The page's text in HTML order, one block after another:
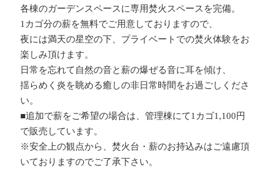
各棟のガーデンスペースに専用焚火スペースを完備。
1カゴ分の薪を無料でご用意しておりますので、
夜には満天の星空の下、プライベートでの焚火体験をお
楽しみ頂けます。
日常を忘れて自然の音と薪の爆ぜる音に耳を傾け、
揺らめく炎を眺める癒しの非日常時間をお過ごしくださ
い。
■追加で薪をご希望の場合は、管理棟にて1カゴ1,100円
で販売しています。
※安全上の観点から、焚火台・薪のお持込みはご遠慮頂
いておりますのでご了承下さい。